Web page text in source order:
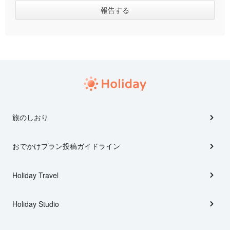
旅のしおり
おでかけプラン投稿ガイドライン
Holiday Travel
Holiday Studio